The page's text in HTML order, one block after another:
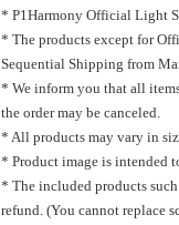
* P1Harmony Official Light
* The products except for
Sequential Shipping from
* We inform you that all
the order may be canceled.
* All products may vary in
* Product image is intended
* The included products
refund. (You cannot replace